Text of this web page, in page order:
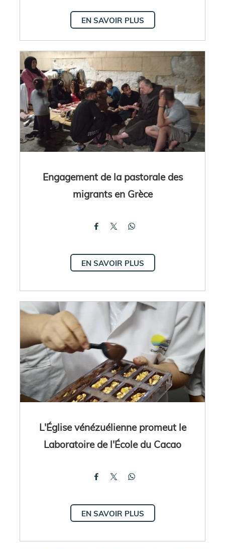
EN SAVOIR PLUS
Engagement de la pastorale des
migrants en Grèce
EN SAVOIR PLUS
L'Église vénézuélienne promeut le
Laboratoire de l'École du Cacao
EN SAVOIR PLUS